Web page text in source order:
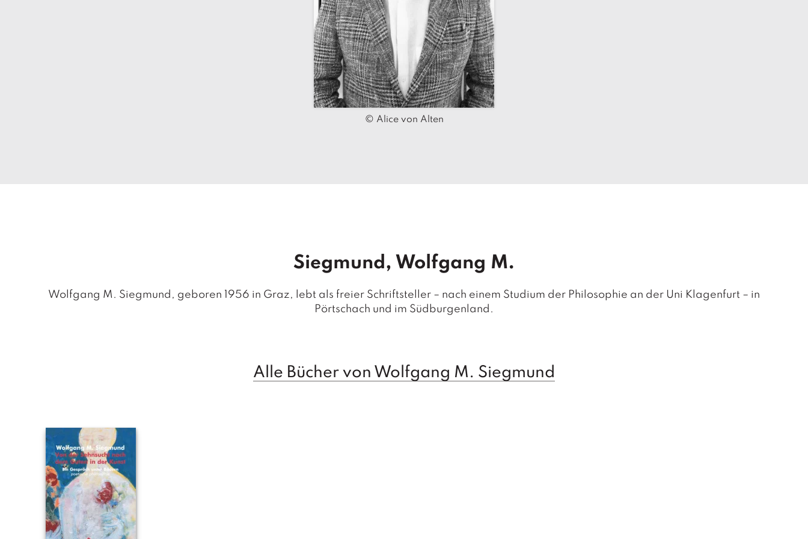
© Alice von Alten
Siegmund, Wolfgang M.
Wolfgang M. Siegmund, geboren 1956 in Graz, lebt als freier Schriftsteller – nach einem Studium der Philosophie an der Uni Klagenfurt – in
Pörtschach und im Südburgenland.
Alle Bücher von Wolfgang M. Siegmund